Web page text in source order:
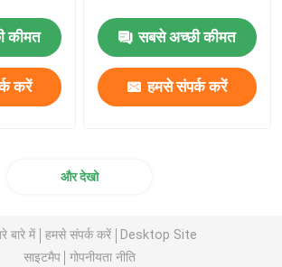
कीमत
करें
सबसे अच्छी कीमत
हमसे संपर्क करें
और देखो
बारे में हमसे संपर्क करें
Desktop Site
साइटमैप
गोपनीयता नीति